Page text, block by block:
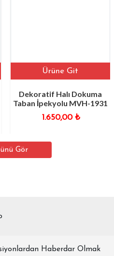
Ürüne Git
Dekoratif Halı Dokuma
Taban İpekyolu MVH-1931
1.650,00 ₺
Gör
Haberdar Olmak